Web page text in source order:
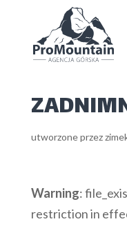
utworzone przez
Warning:
restriction in